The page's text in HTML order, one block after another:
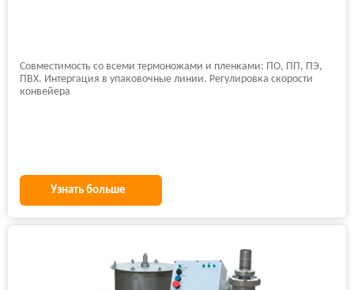
Совместимость со всеми термоножами и пленками: ПО, ПП, ПЭ,
ПВХ. Интергация в упаковочные линии. Регулировка скорости
конвейера
Узнать больше